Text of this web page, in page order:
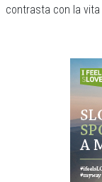
contrasta con la
Previous